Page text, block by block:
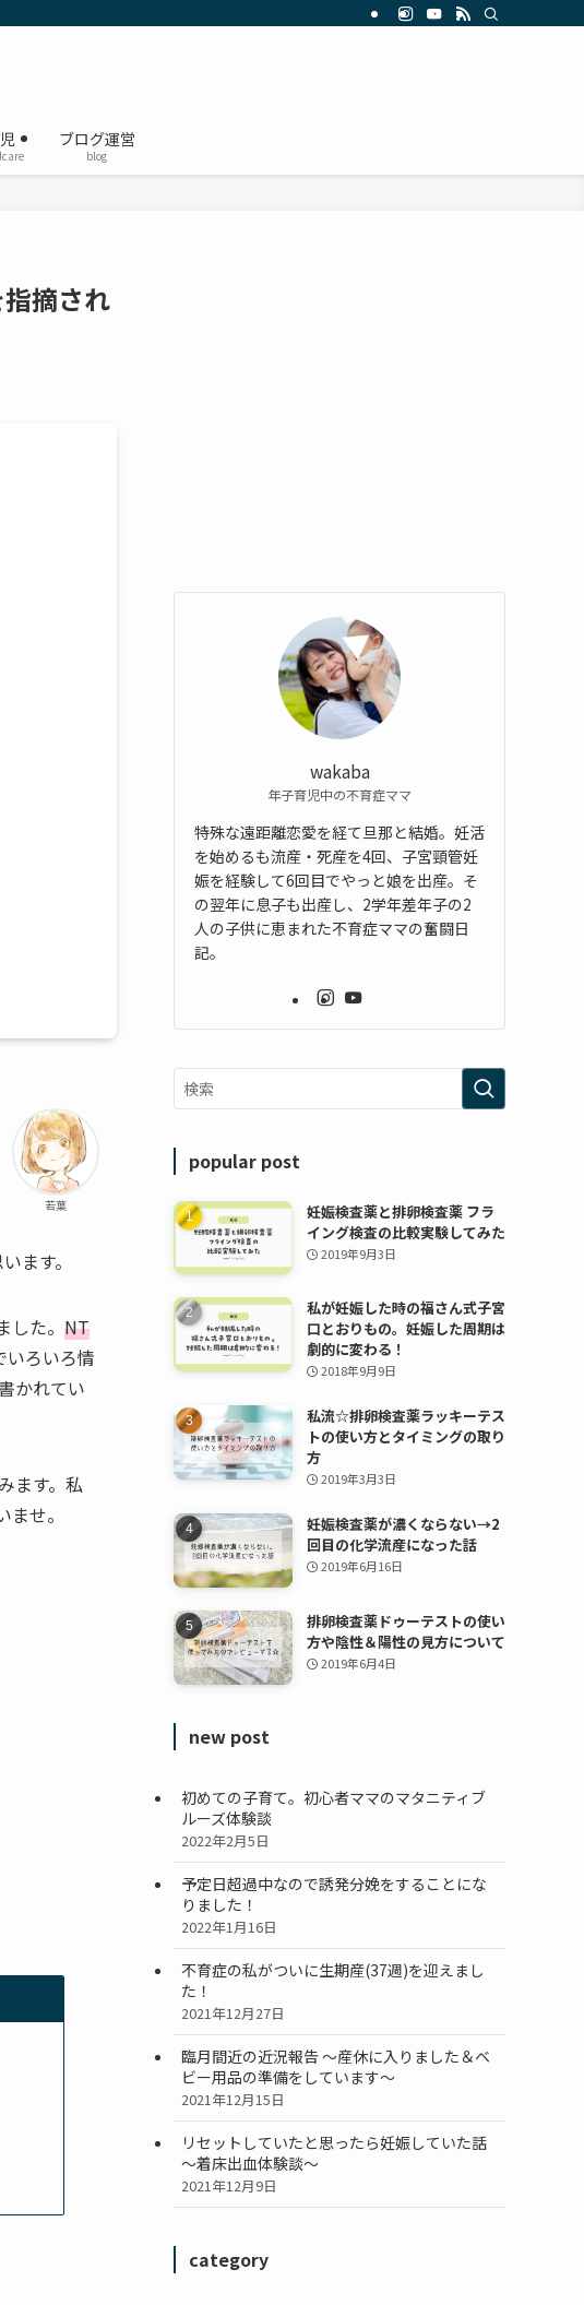
ブログ運営
blog
摘され
若葉
ます。
た。 NT
いろいろ情
かれてい
ます。私
せ。
wakaba
年子育児中の不育症ママ
特殊な遠距離恋愛を経て旦那と結婚。妊活
を始めるも流産・死産を4回、子宮頸管妊
娠を経験して6回目でやっと娘を出産。そ
の翌年に息子も出産し、2学年差年子の2
人の子供に恵まれた不育症ママの奮闘日
記。
popular post
妊娠検査薬と排卵検査薬 フラ
イング検査の比較実験してみた
2019年9月3日
私が妊娠した時の福さん式子宮
口とおりもの。妊娠した周期は
劇的に変わる！
2018年9月9日
私流☆排卵検査薬ラッキーテス
トの使い方とタイミングの取り
方
2019年3月3日
妊娠検査薬が濃くならない→2
回目の化学流産になった話
2019年6月16日
排卵検査薬ドゥーテストの使い
方や陰性＆陽性の見方について
2019年6月4日
new post
初めての子育て。初心者ママのマタニティブ
ルーズ体験談
2022年2月5日
予定日超過中なので誘発分娩をすることにな
りました！
2022年1月16日
不育症の私がついに生期産(37週)を迎えまし
た！
2021年12月27日
臨月間近の近況報告 ～産休に入りました＆ベ
ビー用品の準備をしています～
2021年12月15日
リセットしていたと思ったら妊娠していた話
～着床出血体験談～
2021年12月9日
category